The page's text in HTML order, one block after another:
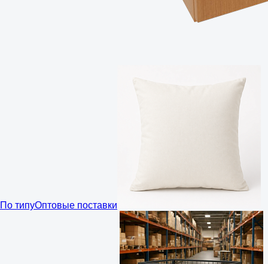
По типуОптовые поставки